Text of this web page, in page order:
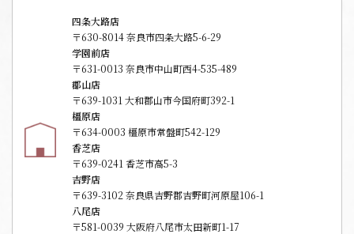
四条大路店
〒630-8014 奈良市四条大路5-6-29
学園前店
〒631-0013 奈良市中山町西4-535-489
郡山店
〒639-1031 大和郡山市今国府町392-1
橿原店
〒634-0003 橿原市常盤町542-129
香芝店
〒639-0241 香芝市高5-3
吉野店
〒639-3102 奈良県吉野郡吉野町河原屋106-1
八尾店
〒581-0039 大阪府八尾市太田新町1-17